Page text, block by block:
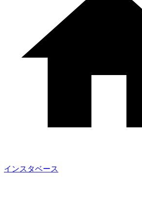
インスタベース